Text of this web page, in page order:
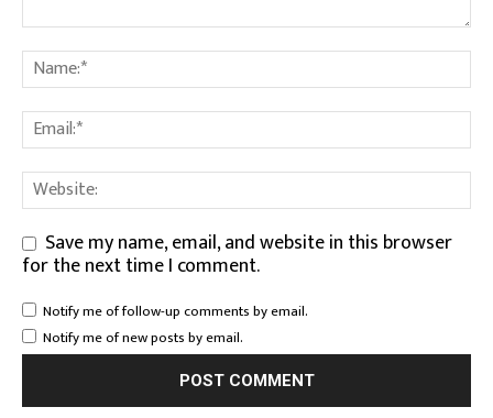
Save my name, email, and website in this browser
for the next time I comment.
Notify me of follow-up comments by email.
Notify me of new posts by email.